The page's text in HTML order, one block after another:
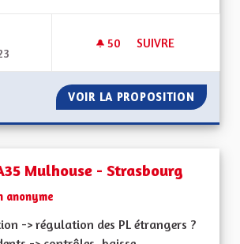
50 50 ABONNÉS
SUIVRE
VOIR LA PROPOSITION
Mulhouse - Strasbourg
anonyme
-> régulation des PL étrangers ?